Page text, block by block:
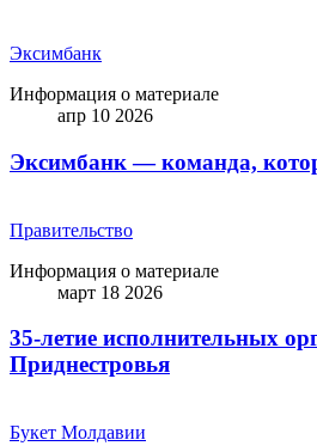
Эксимбанк
Информация о материале
апр 10 2026
Эксимбанк — команда,
Правительство
Информация о материале
март 18 2026
35-летие исполнительных
Приднестровья
Букет Молдавии